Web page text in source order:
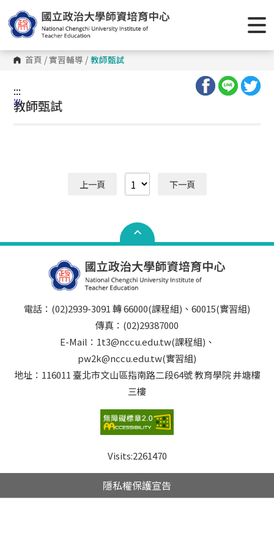
首頁 /實習輔導 / 教師甄試
:::
:::
教師甄試
上一頁 下一頁
電話：(02)2939-3091 轉 66000(課程組)、60015(實習組)
傳真：(02)29387000
E-Mail：1t3@nccu.edu.tw(課程組)、
pw2k@nccu.edu.tw(實習組)
地址：116011 臺北市文山區指南路二段64號 教育學院 井塘樓
三樓
Visits:2261470
隱私權保護宣告